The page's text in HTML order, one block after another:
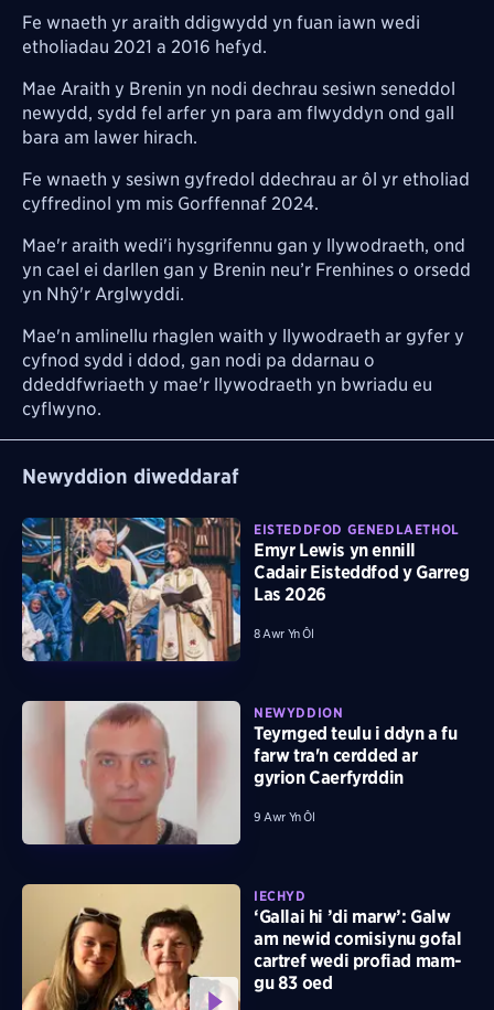
Fe wnaeth yr araith ddigwydd yn fuan iawn wedi
etholiadau 2021 a 2016 hefyd.
Mae Araith y Brenin yn nodi dechrau sesiwn seneddol
newydd, sydd fel arfer yn para am flwyddyn ond gall
bara am lawer hirach.
Fe wnaeth y sesiwn gyfredol ddechrau ar ôl yr etholiad
cyffredinol ym mis Gorffennaf 2024.
Mae'r araith wedi'i hysgrifennu gan y llywodraeth, ond
yn cael ei darllen gan y Brenin neu’r Frenhines o orsedd
yn Nhŷ'r Arglwyddi.
Mae'n amlinellu rhaglen waith y llywodraeth ar gyfer y
cyfnod sydd i ddod, gan nodi pa ddarnau o
ddeddfwriaeth y mae'r llywodraeth yn bwriadu eu
cyflwyno.
Newyddion diweddaraf
EISTEDDFOD GENEDLAETHOL
Emyr Lewis yn ennill
Cadair Eisteddfod y Garreg
Las 2026
8 Awr Yn Ôl
NEWYDDION
Teyrnged teulu i ddyn a fu
farw tra'n cerdded ar
gyrion Caerfyrddin
9 Awr Yn Ôl
IECHYD
‘Gallai hi ’di marw’: Galw
am newid comisiynu gofal
cartref wedi profiad mam-
gu 83 oed